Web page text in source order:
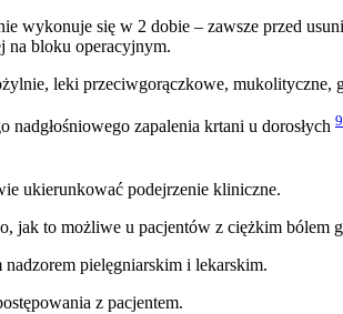
wykonuje się w 2 dobie – zawsze przed
na bloku operacyjnym.
leki przeciwgorączkowe,
zapalenia krtani u dorosłych 9
ukierunkować podejrzenie kliniczne.
to możliwe u pacjentów z ciężkim bólem
pielęgniarskim i lekarskim.
z pacjentem.